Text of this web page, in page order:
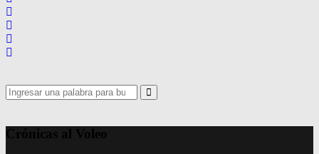
Search
for:
Search
Crónicas al Voleo